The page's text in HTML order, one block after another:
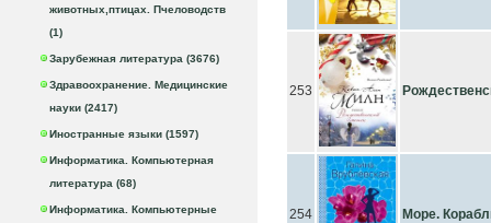
животных,птицах. Пчеловодств
(1)
Зарубежная литература (3676)
Здравоохранение. Медицинские
науки (2417)
Иностранные языки (1597)
Информатика. Компьютерная
литература (68)
Информатика. Компьютерные
253
254 Море.